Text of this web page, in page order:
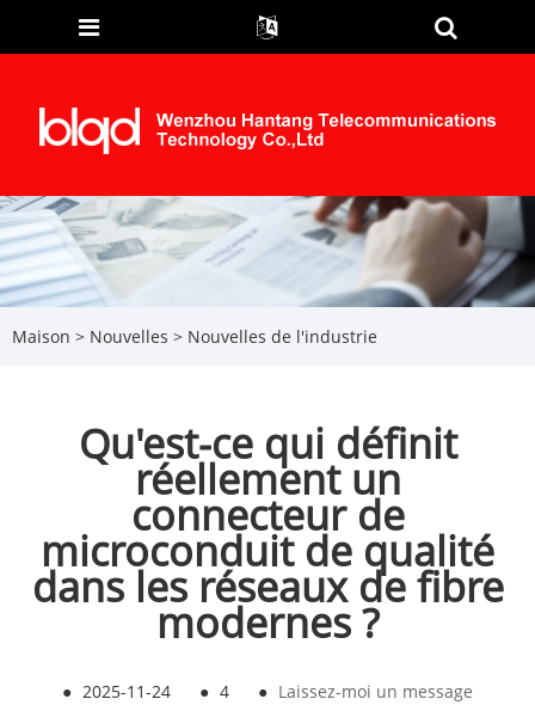
Maison > Nouvelles > Nouvelles de l'industrie
Qu'est-ce qui définit
réellement un
connecteur de
microconduit de qualité
dans les réseaux de fibre
modernes ?
● 2025-11-24 ● 4 ● Laissez-moi un message